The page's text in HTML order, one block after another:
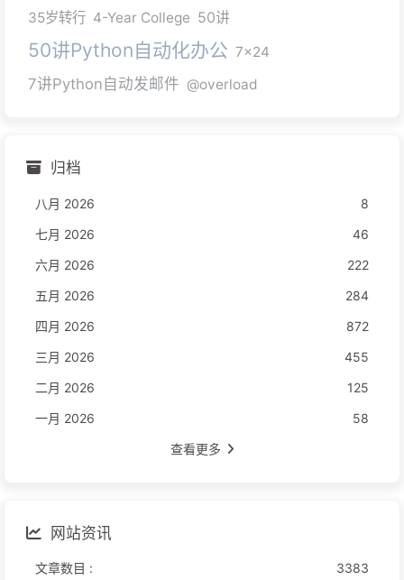
35岁转行 4-Year College 50讲
50讲Python自动化办公 7x24
7讲Python自动发邮件 @overload
归档
八月 2026
8
七月 2026
46
六月 2026
222
五月 2026
284
四月 2026
872
三月 2026
455
二月 2026
125
一月 2026
58
查看更多
网站资讯
文章数目 : 3383